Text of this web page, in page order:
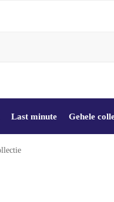
Last minute Gehele